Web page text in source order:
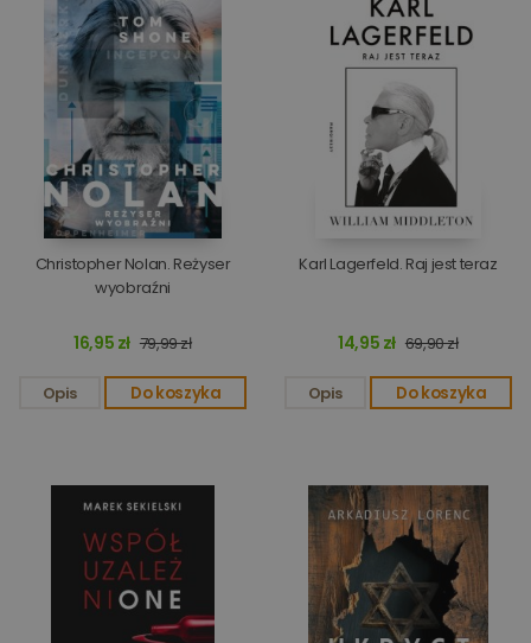
Christopher Nolan. Reżyser
wyobraźni
16,95 zł 79,99 zł
Opis Do koszyka
Karl Lagerfeld. Raj jest teraz
14,95 zł 69,90 zł
Opis Do koszyka